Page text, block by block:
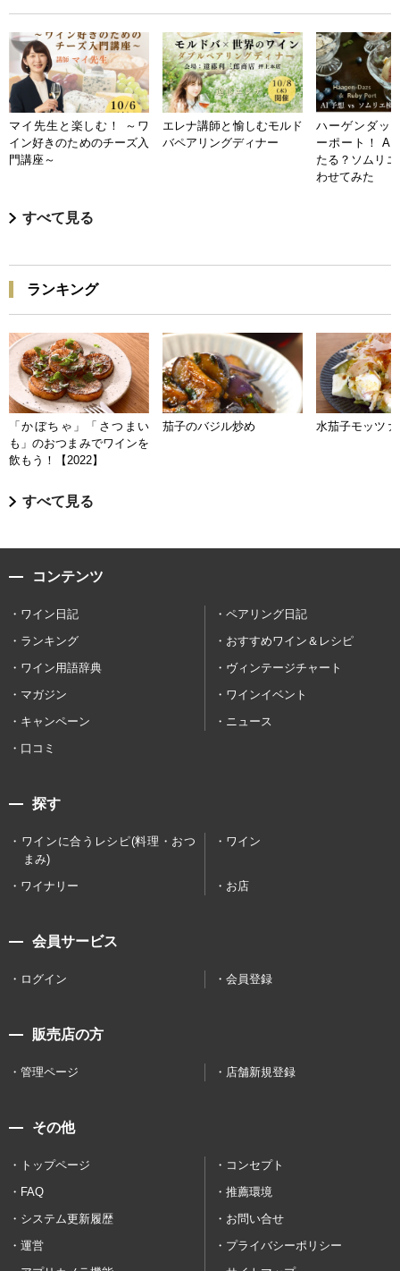
マイ先生と楽しむ！ ～ワ
イン好きのためのチーズ入
門講座～
エレナ講師と愉しむモルド
バペアリングディナー
ハーゲンダッ
ーポート！ AI
たる？ソムリ
わせてみた
すべて見る
ランキング
「かぼちゃ」「さつまい
も」のおつまみでワインを
飲もう！【2022】
茄子のバジル炒め 水茄子モッツァ
すべて見る
コンテンツ
ワイン日記
ペアリング日記
ランキング
おすすめワイン＆レシピ
ワイン用語辞典
ヴィンテージチャート
マガジン
ワインイベント
キャンペーン
ニュース
口コミ
探す
ワインに合うレシピ(料理・おつ
まみ)
ワイン
ワイナリー お店
会員サービス
ログイン 会員登録
販売店の方
管理ページ 店舗新規登録
その他
トップページ
コンセプト
FAQ
推薦環境
システム更新履歴
お問い合せ
運営
プライバシーポリシー